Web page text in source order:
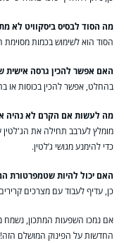
מה הסוד לבסיס ביסקוויט לא
הסוד הוא לשימוש בכמות
האם אפשר להכין גרסה אישית
בהחלט, אפשר להכין בכוסות או
מה לעשות אם הקרם לא נהיה
מומלץ לערבב תחילה את הג'לטין
כדי להימנע מגושי ג’לטין.
האם יכול להיות שטמפרטורת
כן, עדיף לעבוד עם מצרכים
אם נמכו השפעות המתכון, נשמח
החדשות על הפינוק המושלם הזה!